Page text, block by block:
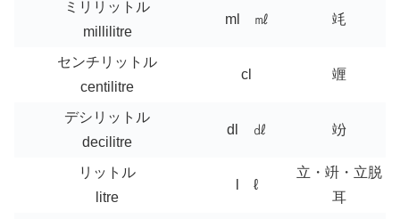
ミリリットル
millilitre
ml ㎖ 竓
センチリットル
centilitre
cl 竰
デシリットル
decilitre
dl ㎗ 竕
リットル
litre
l ℓ
立・竔・立脱
耳